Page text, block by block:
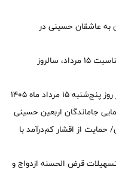
به عاشقان حسینی در
پیام مدیرعامل بانک توسعه تعاون به مناسبت 15 مرداد، سالروز
مرداد ماه 1405
جاماندگان اربعین حسینی
حمایت از اقشار کم‌درآمد با
ریال تسهیلات قرض الحسنه ازدواج و